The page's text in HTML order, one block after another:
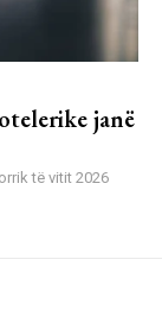
janë
të vitit 2026